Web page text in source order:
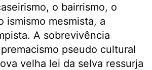
o bairrismo, o
ismismo mesmista, a
A sobrevivência
pseudo cultural
velha lei da selva ressurja